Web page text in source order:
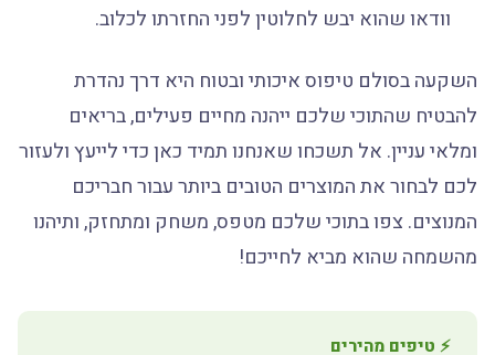
וודאו שהוא יבש לחלוטין לפני החזרתו לכלוב.
השקעה בסולם טיפוס איכותי ובטוח היא דרך נהדרת
להבטיח שהתוכי שלכם ייהנה מחיים פעילים, בריאים
ומלאי עניין. אל תשכחו שאנחנו תמיד כאן כדי לייעץ ולעזור
לכם לבחור את המוצרים הטובים ביותר עבור חבריכם
המנוצים. צפו בתוכי שלכם מטפס, משחק ומתחזק, ותיהנו
מהשמחה שהוא מביא לחייכם!
⚡ טיפים מהירים